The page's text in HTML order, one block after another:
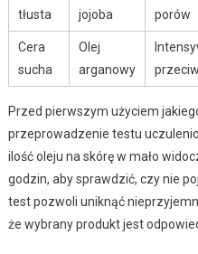
tłusta
jojoba
porów
Cera
sucha
Olej
arganowy
Przed pierwszym użyciem
przeprowadzenie testu
ilość oleju na skórę w mało
godzin, aby sprawdzić, czy nie
test pozwoli uniknąć
że wybrany produkt jest